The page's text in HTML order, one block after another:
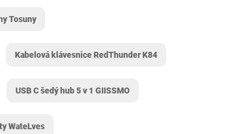
Tosuny
Kabelová klávesnice RedThunder ‎K84
USB C šedý hub 5 v 1 ‎GIISSMO
WateLves